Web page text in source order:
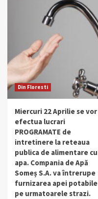
Din Floresti
Miercuri 22 Aprilie se vor
efectua lucrari
PROGRAMATE de
intretinere la reteaua
publica de alimentare cu
apa. Compania de Apă
Someș S.A. va întrerupe
furnizarea apei potabile
pe urmatoarele strazi.